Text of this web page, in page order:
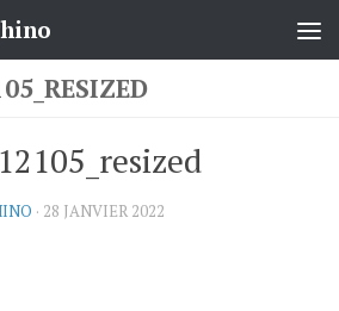
· 28 JANVIER 2022